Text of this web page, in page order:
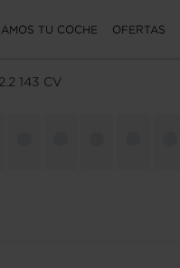
TU COCHE OFERTAS
143 CV